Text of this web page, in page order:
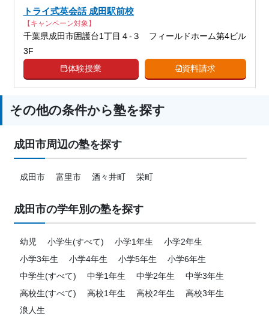
トライ式英会話 成田駅前校
【キャンペーン対象】
千葉県成田市囲護台1丁目４-３ フィールドホーム第4ビル
3F
体験授業
資料請求
その他の条件から塾を探す
成田市周辺の塾を探す
成田市 富里市 酒々井町 栄町
成田市の学年別の塾を探す
幼児 小学生(すべて) 小学1年生
小学2年生
小学3年生
小学4年生 小学5年生
小学6年生
中学生(すべて)
中学1年生 中学2年生
中学3年生
高校生(すべて)
高校1年生 高校2年生
高校3年生
浪人生